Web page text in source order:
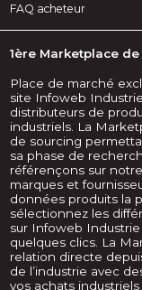
FAQ acheteur
1ère Marketplace
Place de marché
site Infoweb
distributeurs de
industriels. La
de sourcing
sa phase de
référençons sur
marques et
données produits la
sélectionnez les
sur Infoweb
quelques clics. La
relation directe
de l’industrie avec
vos achats industriels